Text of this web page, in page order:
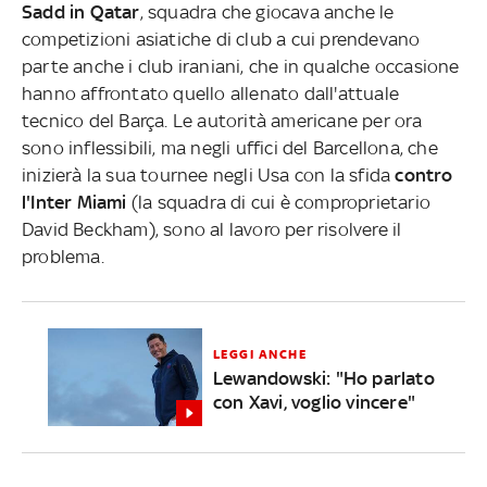
Sadd in Qatar, squadra che giocava anche le
competizioni asiatiche di club a cui prendevano
parte anche i club iraniani, che in qualche occasione
hanno affrontato quello allenato dall'attuale
tecnico del Barça. Le autorità americane per ora
sono inflessibili, ma negli uffici del Barcellona, che
inizierà la sua tournee negli Usa con la sfida contro
l'Inter Miami (la squadra di cui è comproprietario
David Beckham), sono al lavoro per risolvere il
problema.
LEGGI ANCHE
Lewandowski: "Ho parlato
con Xavi, voglio vincere"